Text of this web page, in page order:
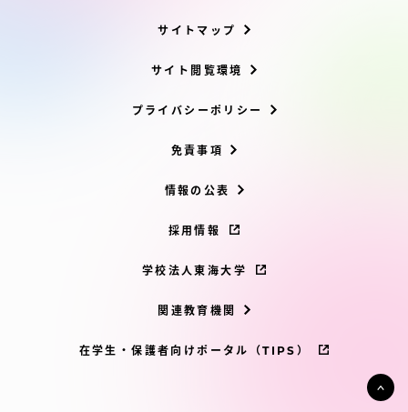
サイトマップ
サイト閲覧環境
プライバシーポリシー
免責事項
情報の公表
採用情報
学校法人東海大学
関連教育機関
在学生・保護者向けポータル（TIPS）